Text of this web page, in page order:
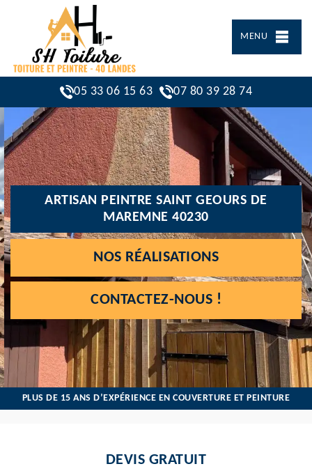
MENU
05 33 06 15 63 07 80 39 28 74
ARTISAN PEINTRE SAINT GEOURS DE
MAREMNE 40230
NOS RÉALISATIONS
CONTACTEZ-NOUS !
PLUS DE 15 ANS D’EXPÉRIENCE EN COUVERTURE ET PEINTURE
DEVIS GRATUIT